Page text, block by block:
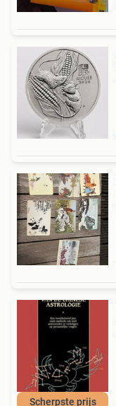
Scherpste prijs